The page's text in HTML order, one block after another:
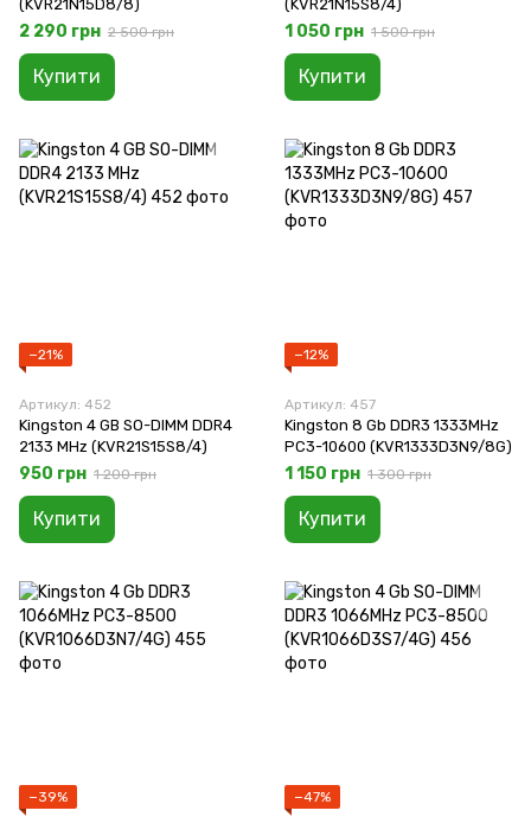
(KVR21N15D8/8)
2 290 грн 2 500 грн
Купити
(KVR21N15S8/4)
1 050 грн 1 500 грн
Купити
−21%
Артикул: 452
Kingston 4 GB SO-DIMM DDR4
2133 MHz (KVR21S15S8/4)
950 грн 1 200 грн
Купити
−12%
Артикул: 457
Kingston 8 Gb DDR3 1333MHz
PC3-10600 (KVR1333D3N9/8G)
1 150 грн 1 300 грн
Купити
−39% −47%